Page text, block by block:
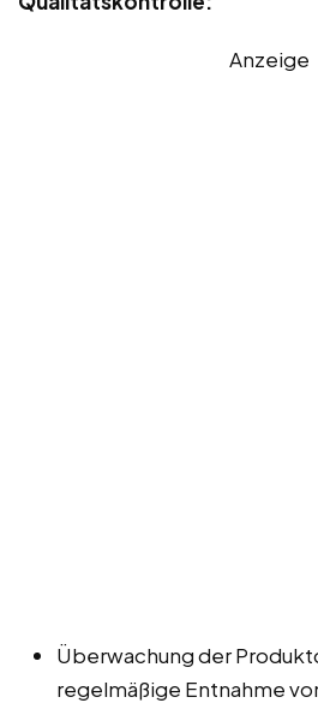
Anzeige
Überwachung der
regelmäßige Entnahme